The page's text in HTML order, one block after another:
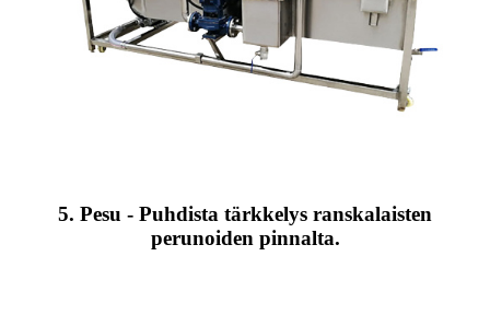
5. Pesu - Puhdista tärkkelys ranskalaisten
perunoiden pinnalta.